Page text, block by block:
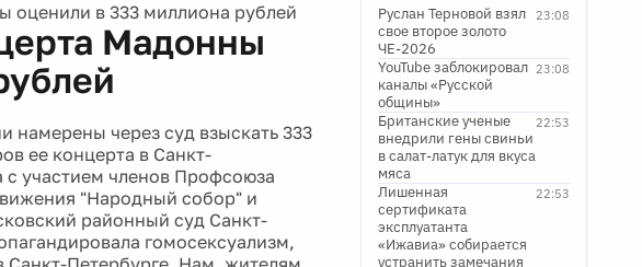
в 333 миллиона рублей
Мадонны
намерены через суд взыскать 333
ее концерта в Санкт-
с участием членов Профсоюза
"Народный собор" и
районный суд Санкт-
гомосексуализм,
23:08
Руслан Терновой взял
свое второе золото
ЧЕ-2026
23:08
YouTube заблокировал
каналы «Русской
общины»
22:53
Британские ученые
внедрили гены свиньи
в салат-латук для вкуса
мяса
22:53
Лишенная
сертификата
эксплуатанта
«Ижавиа» собирается
устранить замечания